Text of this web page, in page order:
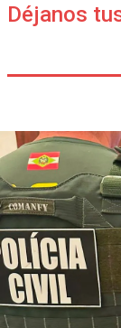
Déjanos